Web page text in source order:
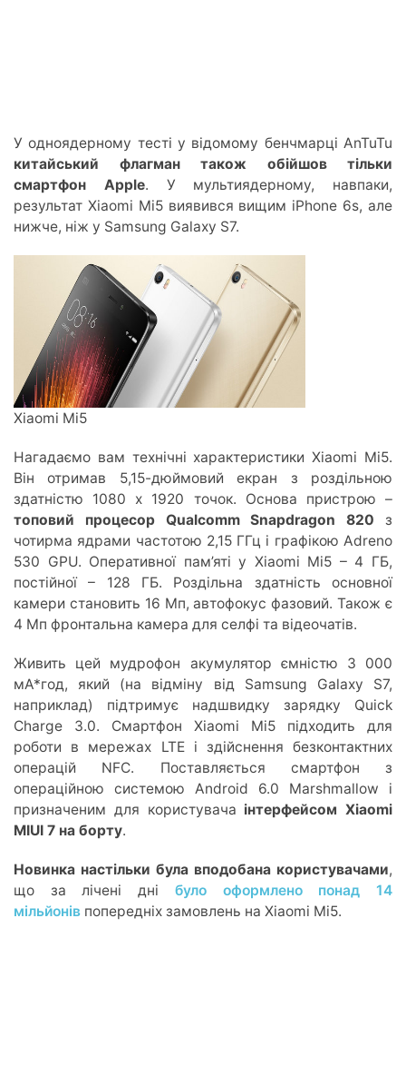
У одноядерному тесті у відомому бенчмарці AnTuTu
китайський флагман також обійшов тільки
смартфон Apple. У мультиядерному, навпаки,
результат Xiaomi Mi5 виявився вищим iPhone 6s, але
нижче, ніж у Samsung Galaxy S7.
Xiaomi Mi5
Нагадаємо вам технічні характеристики Xiaomi Mi5.
Він отримав 5,15-дюймовий екран з роздільною
здатністю 1080 х 1920 точок. Основа пристрою –
топовий процесор Qualcomm Snapdragon 820 з
чотирма ядрами частотою 2,15 ГГц і графікою Adreno
530 GPU. Оперативної пам’яті у Xiaomi Mi5 – 4 ГБ,
постійної – 128 ГБ. Роздільна здатність основної
камери становить 16 Мп, автофокус фазовий. Також є
4 Мп фронтальна камера для селфі та відеочатів.
Живить цей мудрофон акумулятор ємністю 3 000
мА*год, який (на відміну від Samsung Galaxy S7,
наприклад) підтримує надшвидку зарядку Quick
Charge 3.0. Смартфон Xiaomi Mi5 підходить для
роботи в мережах LTE і здійснення безконтактних
операцій NFC. Поставляється смартфон з
операційною системою Android 6.0 Marshmallow і
призначеним для користувача інтерфейсом Xiaomi
MIUI 7 на борту.
Новинка настільки була вподобана користувачами,
що за лічені дні було оформлено понад 14
мільйонів попередніх замовлень на Xiaomi Mi5.